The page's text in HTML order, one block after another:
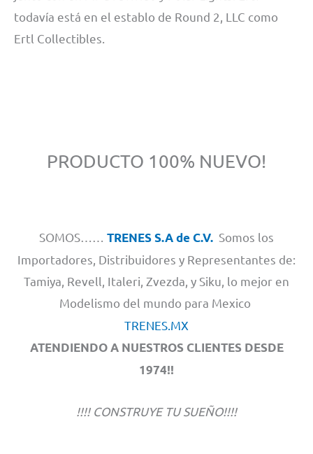
todavía está en el establo de Round 2, LLC como
Ertl Collectibles.
PRODUCTO 100% NUEVO!
SOMOS…… TRENES S.A de C.V. Somos los
Importadores, Distribuidores y Representantes de:
Tamiya, Revell, Italeri, Zvezda, y Siku, lo mejor en
Modelismo del mundo para Mexico
TRENES.MX
ATENDIENDO A NUESTROS CLIENTES DESDE
1974!!
!!!! CONSTRUYE TU SUEÑO!!!!